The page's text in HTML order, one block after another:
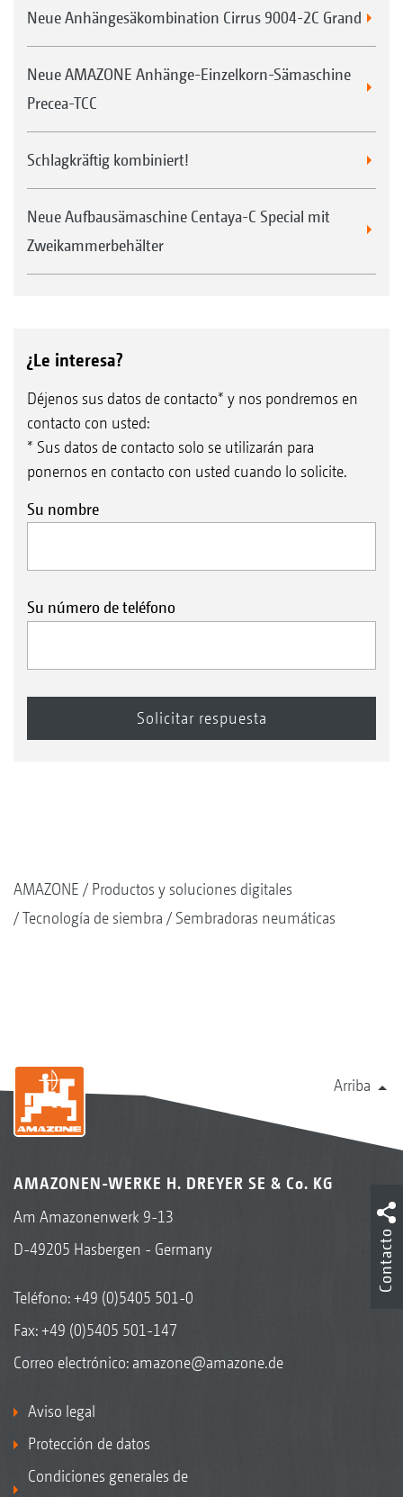
Neue Anhängesäkombination Cirrus 9004-2C Grand
Neue AMAZONE Anhänge-Einzelkorn-Sämaschine
Precea-TCC
Schlagkräftig kombiniert!
Neue Aufbausämaschine Centaya-C Special mit
Zweikammerbehälter
¿Le interesa?
Déjenos sus datos de contacto* y nos pondremos en
contacto con usted:
* Sus datos de contacto solo se utilizarán para
ponernos en contacto con usted cuando lo solicite.
Su nombre
Su número de teléfono
AMAZONE
Productos y soluciones digitales
Tecnología de siembra
Sembradoras neumáticas
Arriba
AMAZONEN-WERKE H. DREYER SE & Co. KG
Am Amazonenwerk 9-13
D-49205 Hasbergen - Germany
Teléfono:+49 (0)5405 501-0
Fax: +49 (0)5405 501-147
Correo electrónico: amazone@amazone.de
Aviso legal
Protección de datos
Condiciones generales de
Contacto